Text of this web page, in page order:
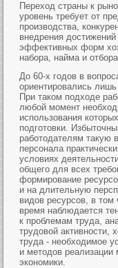
Переход страны к
уровень требует от
производства,
внедрения достижений
эффективных форм
набора, найма и
До 60-х годов в
ориентировались
При таком подходе
любой момент
использования
подготовки.
работодателям такую
персонала
условиях
общего для всех
формирование
и на длительную
видов ресурсов, в
время наблюдается
к проблемам труда,
трудовой активности,
труда - необходимое
и методов реализации
экономики.